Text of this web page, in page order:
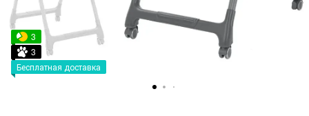
3
3
Бесплатная доставка